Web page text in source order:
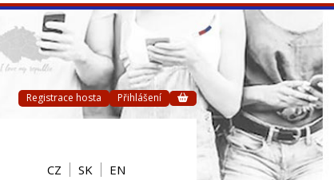
Registrace hosta Přihlášení
CZ SK EN